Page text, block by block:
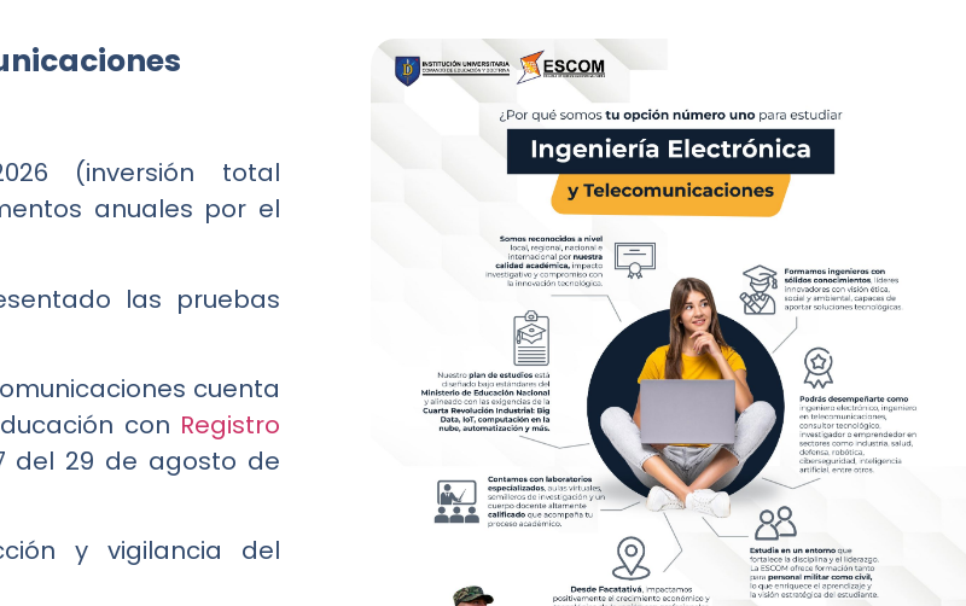
(inversión total
anuales por el
las pruebas
cuenta
con Registro
del 29 de agosto de
y vigilancia del